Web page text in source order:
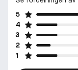
5
4
3
2
1